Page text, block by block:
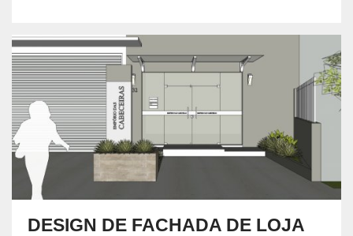
DESIGN DE FACHADA DE LOJA